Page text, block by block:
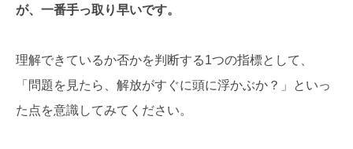
が、一番手っ取り早いです。
理解できているか否かを判断する1つの指標として、
「問題を見たら、解放がすぐに頭に浮かぶか？」といっ
た点を意識してみてください。